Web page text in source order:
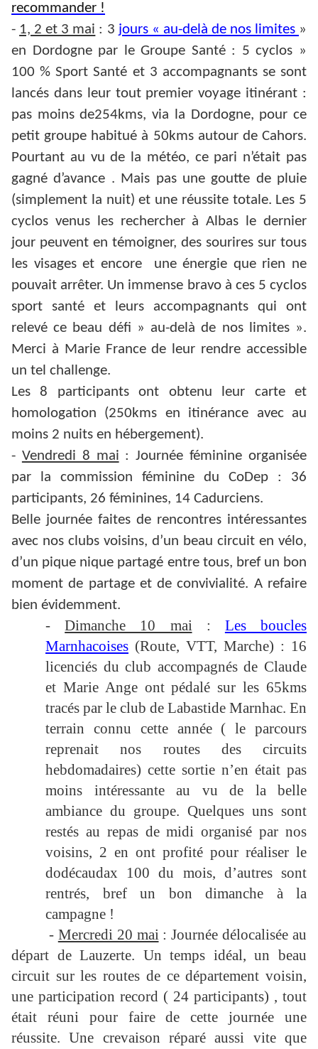
recommander !
- 1, 2 et 3 mai : 3 jours « au-delà de nos limites »
en Dordogne par le Groupe Santé : 5 cyclos »
100 % Sport Santé et 3 accompagnants se sont
lancés dans leur tout premier voyage itinérant :
pas moins de254kms, via la Dordogne, pour ce
petit groupe habitué à 50kms autour de Cahors.
Pourtant au vu de la météo, ce pari n’était pas
gagné d’avance . Mais pas une goutte de pluie
(simplement la nuit) et une réussite totale. Les 5
cyclos venus les rechercher à Albas le dernier
jour peuvent en témoigner, des sourires sur tous
les visages et encore une énergie que rien ne
pouvait arrêter. Un immense bravo à ces 5 cyclos
sport santé et leurs accompagnants qui ont
relevé ce beau défi » au-delà de nos limites ».
Merci à Marie France de leur rendre accessible
un tel challenge.
Les 8 participants ont obtenu leur carte et
homologation (250kms en itinérance avec au
moins 2 nuits en hébergement).
- Vendredi 8 mai : Journée féminine organisée
par la commission féminine du CoDep : 36
participants, 26 féminines, 14 Cadurciens.
Belle journée faites de rencontres intéressantes
avec nos clubs voisins, d’un beau circuit en vélo,
d’un pique nique partagé entre tous, bref un bon
moment de partage et de convivialité. A refaire
bien évidemment.
-Dimanche 10 mai: Les boucles
Marnhacoises (Route, VTT, Marche) : 16
licenciés du club accompagnés de Claude
et Marie Ange ont pédalé sur les 65kms
tracés par le club de Labastide Marnhac. En
terrain connu cette année ( le parcours
reprenait nos routes des circuits
hebdomadaires) cette sortie n’en était pas
moins intéressante au vu de la belle
ambiance du groupe. Quelques uns sont
restés au repas de midi organisé par nos
voisins, 2 en ont profité pour réaliser le
dodécaudax 100 du mois, d’autres sont
rentrés, bref un bon dimanche à la
campagne !
- Mercredi 20 mai: Journée délocalisée au
départ de Lauzerte. Un temps idéal, un beau
circuit sur les routes de ce département voisin,
une participation record ( 24 participants) , tout
était réuni pour faire de cette journée une
réussite. Une crevaison réparé aussi vite que